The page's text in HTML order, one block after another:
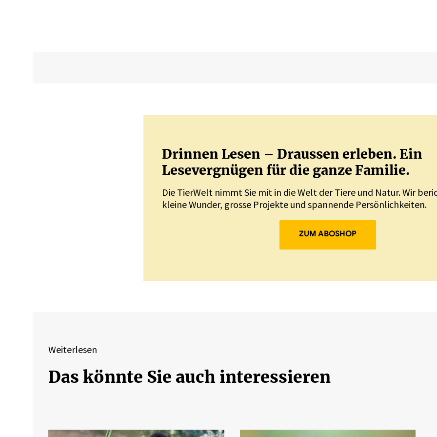
Drinnen Lesen – Draussen erleben. Ein
Lesevergnügen für die ganze Familie.
Die TierWelt nimmt Sie mit in die Welt der Tiere und Natur. Wir
kleine Wunder, grosse Projekte und spannende Persönlichkeiten.
ZUM ABOSHOP
Weiterlesen
Das könnte Sie auch interessieren